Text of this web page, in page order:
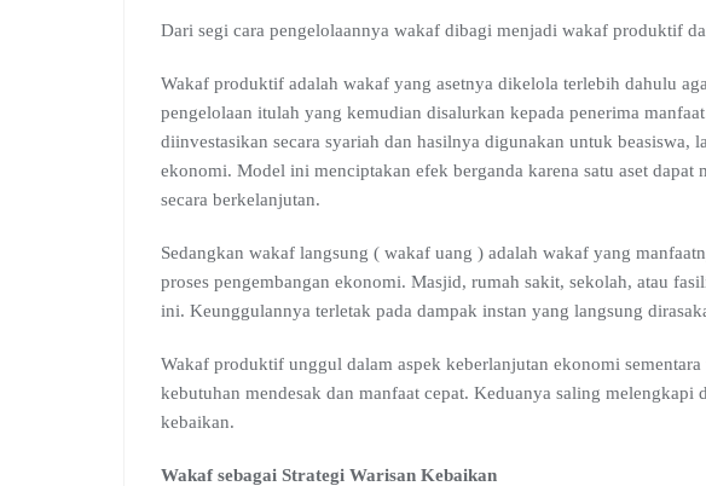
Dari segi cara pengelolaannya wakaf dibagi menjadi wakaf produktif
Wakaf produktif adalah wakaf yang asetnya dikelola terlebih dahulu
pengelolaan itulah yang kemudian disalurkan kepada penerima
diinvestasikan secara syariah dan hasilnya digunakan untuk beasiswa,
ekonomi. Model ini menciptakan efek berganda karena satu aset dapat
secara berkelanjutan.
Sedangkan wakaf langsung ( wakaf uang ) adalah wakaf yang
proses pengembangan ekonomi. Masjid, rumah sakit, sekolah, atau
ini. Keunggulannya terletak pada dampak instan yang langsung
Wakaf produktif unggul dalam aspek keberlanjutan ekonomi
kebutuhan mendesak dan manfaat cepat. Keduanya saling melengkapi
kebaikan.
Wakaf sebagai Strategi Warisan Kebaikan